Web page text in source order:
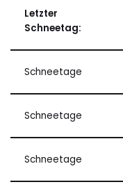
Letzter
Schneetag:
Schneetage
Schneetage
Schneetage